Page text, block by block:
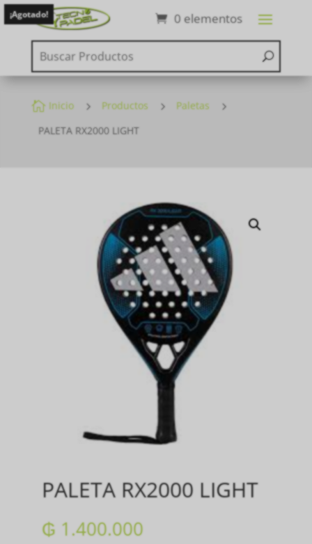
0 elementos
¡Agotado!
 Inicio 5 Productos 5 Paletas 5
PALETA RX2000 LIGHT
PALETA RX2000 LIGHT
₲ 1.400.000